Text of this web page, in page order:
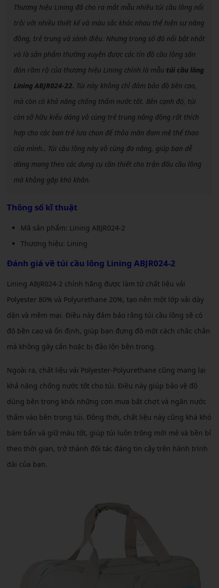
Thương hiệu Lining đã cho ra mắt mẫu nhiều túi cầu lông nổi
trội với nhiều thiết kế và màu sắc khác nhau thể hiện sự năng
động, trẻ trung và sành điệu. Nhưng trong số đó nổi bật nhất
và là sản phẩm thường xuyên được các tín đồ cầu lông săn
đón rầm rộ của thương hiệu Lining chính là mẫu túi cầu lông
Lining ABJR024-22. Túi này không chỉ đảm bảo độ bền cao,
mà còn có khả năng chống thấm nước tốt. Bên cạnh đó, túi
còn sở hữu kiểu dáng vô cùng trẻ trung năng động rất thích
hợp cho các bạn trẻ lựa chọn để thỏa mãn đam mê thể thao
của mình.. Túi cầu lông này vô cùng đa năng, giúp bạn dễ
dàng mang theo các dụng cụ cần thiết cho trận đấu cầu lông
mà không gặp khó khăn.
Thông số kĩ thuật
Mã sản phẩm: Lining ABJR024-2
Thương hiệu: Lining
Đánh giá về túi cầu lông Lining ABJR024-2
Lining ABJR024-2 chính hãng được làm từ chất liệu vải
Polyester 80% và Polyurethane 20%, tạo nên một lớp vải dày
dặn và mềm mại. Điều này đảm bảo rằng túi cầu lông sẽ có
độ bền cao và ổn định, giúp bạn đựng đồ một cách chắc chắn
mà không gây cấn hoặc bị đảo lộn bên trong.
Ngoài ra, chất liệu vải Polyester-Polyurethane cũng mang lại
khả năng chống nước tốt cho túi. Điều này giúp bảo vệ đồ
dùng bên trong khỏi những cơn mưa bất chợt và ngăn nước
thấm vào bên trong túi. Đồng thời, chất liệu này cũng khá khó
bám bẩn và giữ màu tốt, giúp túi luôn trông mới mẻ và bền bỉ
theo thời gian, trở thành đối tác đáng tin cậy trên hành trình
dài của bạn.